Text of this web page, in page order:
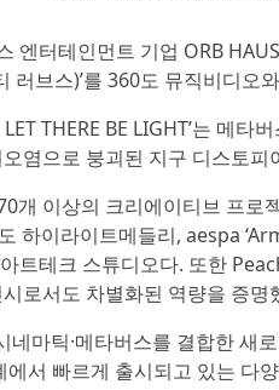
엔터테인먼트 기업 ORB
러브스)’를 360도 뮤직비디
THERE BE LIGHT’는 메
오염으로 붕괴된 지구 디스토
개 이상의 크리에이티브 프로
하이라이트메들리, aespa
트테크 스튜디오다. 또한
로서도 차별화된 역량을 증명
네마틱·메타버스를 결합한
서 빠르게 출시되고 있는 다